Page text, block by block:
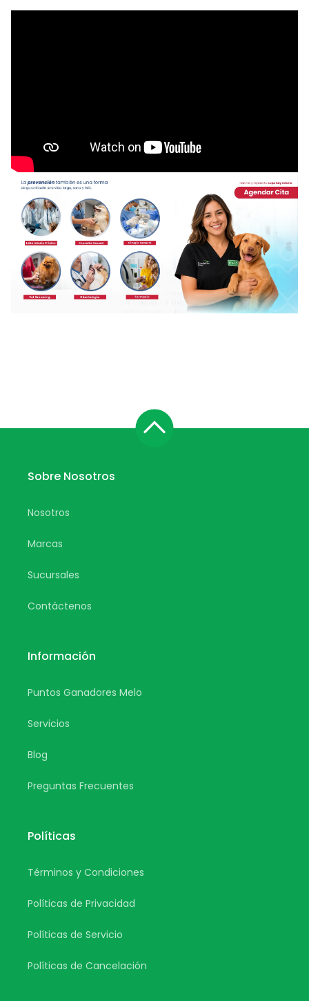
Sobre Nosotros
Nosotros
Marcas
Sucursales
Contáctenos
Información
Puntos Ganadores Melo
Servicios
Blog
Preguntas Frecuentes
Políticas
Términos y Condiciones
Políticas de Privacidad
Políticas de Servicio
Políticas de Cancelación